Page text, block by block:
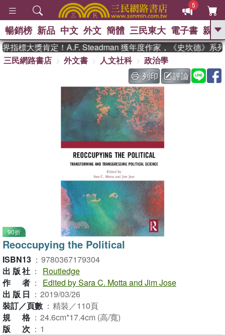
5
GO
熱搜： 東野圭吾 、 The Odyssey
、 如果歷史是一群喵 、 暑期
國際布克獎 臺灣漫遊錄 、 方
念華 、 台灣的李登輝時代
孩：黎曼猜想 、 偉大的迷走神經
暢銷榜 新品 中文 外文 簡體 三民東大 電子書 親子
指標大獎肯定！A.F. Steadman 獲年度作家，《史坎德》系列
三民網路書店
外文書 人文社科
政治學
列印
評論
90折
Reoccupying the Political
ISBN13 ： 9780367179304
出版社 ：
Routledge
作者 ：
Edited by Sara C. Motta and Jim Jose
出版日 ： 2019/03/26
裝訂／頁數 ： 精裝／110頁
規格 ： 24.6cm*17.4cm (高/寬)
版次 ： 1